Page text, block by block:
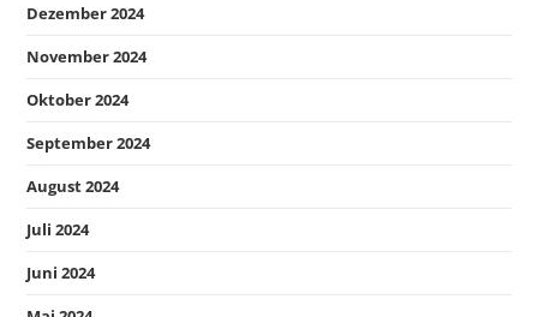
Dezember 2024
November 2024
Oktober 2024
September 2024
August 2024
Juli 2024
Juni 2024